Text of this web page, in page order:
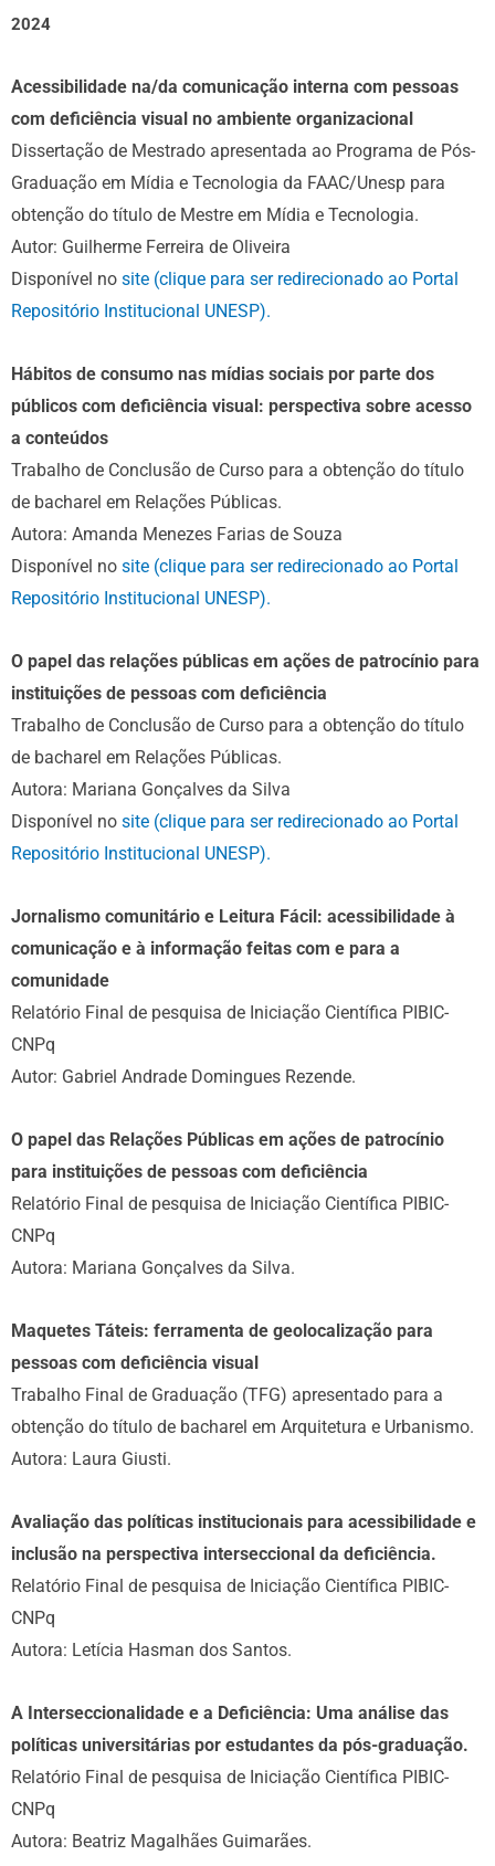
2024
Acessibilidade na/da comunicação interna com pessoas
com deficiência visual no ambiente organizacional
Dissertação de Mestrado apresentada ao Programa de Pós-
Graduação em Mídia e Tecnologia da FAAC/Unesp para
obtenção do título de Mestre em Mídia e Tecnologia.
Autor: Guilherme Ferreira de Oliveira
Disponível no site (clique para ser redirecionado ao Portal
Repositório Institucional UNESP).
Hábitos de consumo nas mídias sociais por parte dos
públicos com deficiência visual: perspectiva sobre acesso
a conteúdos
Trabalho de Conclusão de Curso para a obtenção do título
de bacharel em Relações Públicas.
Autora: Amanda Menezes Farias de Souza
Disponível no site (clique para ser redirecionado ao Portal
Repositório Institucional UNESP).
O papel das relações públicas em ações de patrocínio para
instituições de pessoas com deficiência
Trabalho de Conclusão de Curso para a obtenção do título
de bacharel em Relações Públicas.
Autora: Mariana Gonçalves da Silva
Disponível no site (clique para ser redirecionado ao Portal
Repositório Institucional UNESP).
Jornalismo comunitário e Leitura Fácil: acessibilidade à
comunicação e à informação feitas com e para a
comunidade
Relatório Final de pesquisa de Iniciação Científica PIBIC-
CNPq
Autor: Gabriel Andrade Domingues Rezende.
O papel das Relações Públicas em ações de patrocínio
para instituições de pessoas com deficiência
Relatório Final de pesquisa de Iniciação Científica PIBIC-
CNPq
Autora: Mariana Gonçalves da Silva.
Maquetes Táteis: ferramenta de geolocalização para
pessoas com deficiência visual
Trabalho Final de Graduação (TFG) apresentado para a
obtenção do título de bacharel em Arquitetura e Urbanismo.
Autora: Laura Giusti.
Avaliação das políticas institucionais para acessibilidade e
inclusão na perspectiva interseccional da deficiência.
Relatório Final de pesquisa de Iniciação Científica PIBIC-
CNPq
Autora: Letícia Hasman dos Santos.
A Interseccionalidade e a Deficiência: Uma análise das
políticas universitárias por estudantes da pós-graduação.
Relatório Final de pesquisa de Iniciação Científica PIBIC-
CNPq
Autora: Beatriz Magalhães Guimarães.